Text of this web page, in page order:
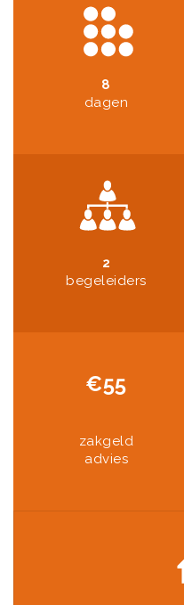
8
dagen
2
begeleiders
€55
zakgeld
advies